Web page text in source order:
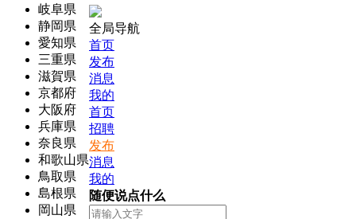
岐阜県
静岡県
愛知県
三重県
滋賀県
京都府
大阪府
兵庫県
奈良県
和歌山県
鳥取県
島根県
岡山県
全局导航
首页
发布
消息
我的
首页
招聘
发布
消息
我的
随便说点什么